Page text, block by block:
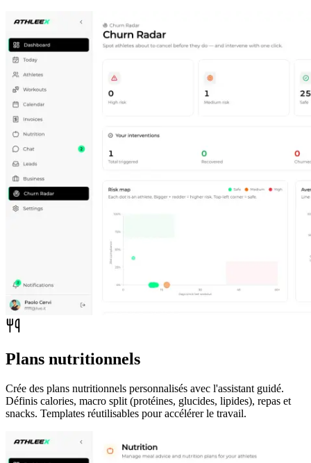
Plans nutritionnels
Crée des plans nutritionnels personnalisés avec l'assistant guidé.
Définis calories, macro split (protéines, glucides, lipides), repas et
snacks. Templates réutilisables pour accélérer le travail.